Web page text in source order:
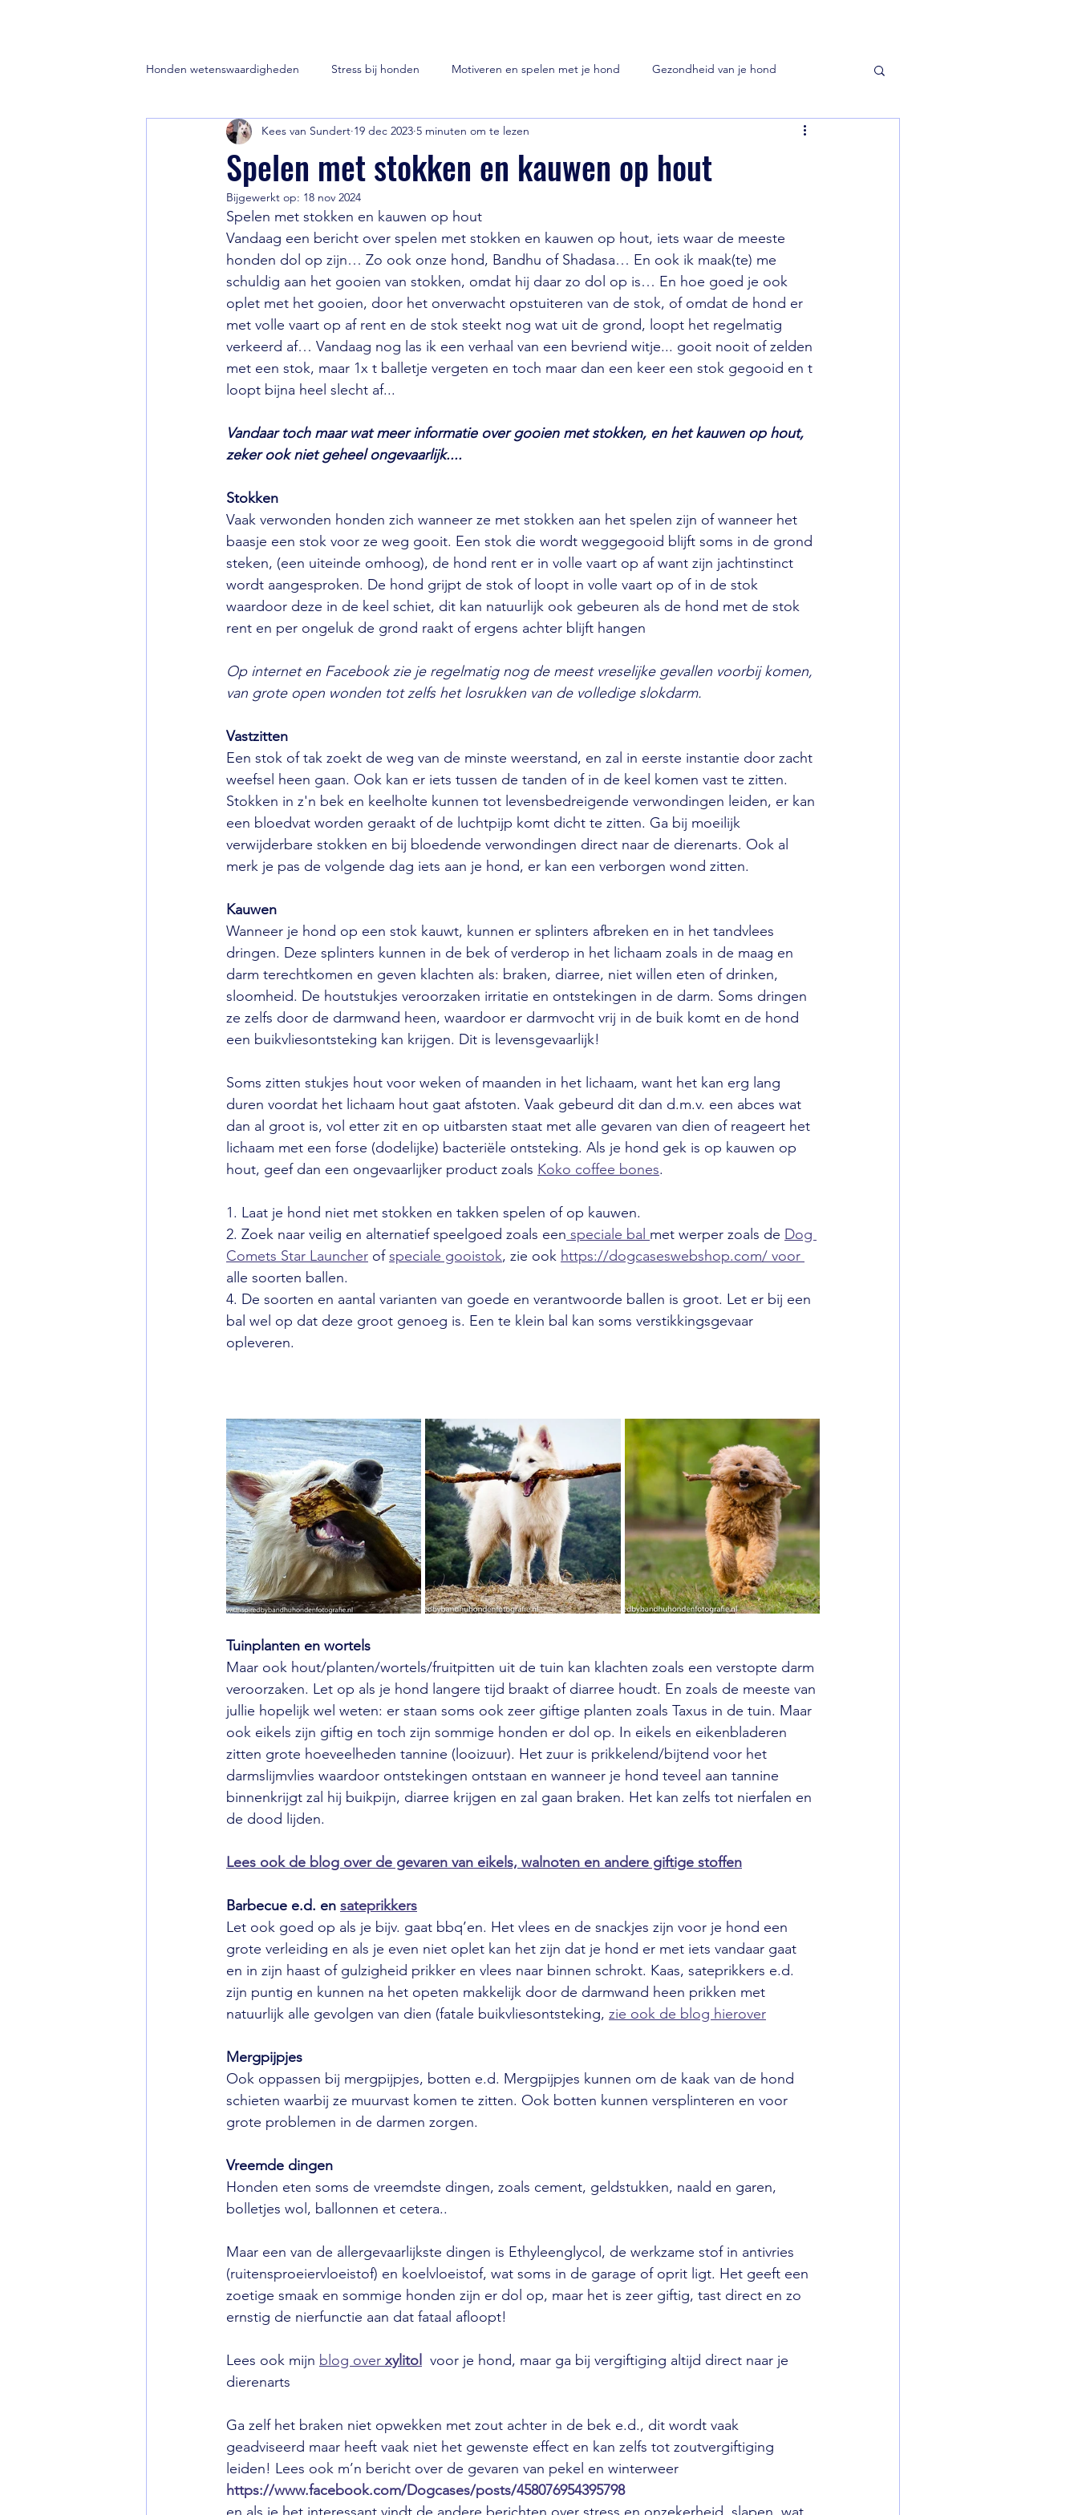
Honden wetenswaardigheden Stress bij honden Motiveren en spelen met je hond Gezondheid van je hond
Zwitserse witte herder Puppy's Hondenwetenswaardigheden
Training en opvoeding van je hond
Spelen met stokken en kauwen op hout
Kees van Sundert 19 dec 2023 5 minuten om te lezen
Bijgewerkt op: 18 nov 2024
Spelen met stokken en kauwen op hout
Vandaag een bericht over spelen met stokken en kauwen op hout, iets waar de meeste
honden dol op zijn… Zo ook onze hond, Bandhu of Shadasa… En ook ik maak(te) me
schuldig aan het gooien van stokken, omdat hij daar zo dol op is… En hoe goed je ook
oplet met het gooien, door het onverwacht opstuiteren van de stok, of omdat de hond er
met volle vaart op af rent en de stok steekt nog wat uit de grond, loopt het regelmatig
verkeerd af… Vandaag nog las ik een verhaal van een bevriend witje... gooit nooit of zelden
met een stok, maar 1x t balletje vergeten en toch maar dan een keer een stok gegooid en t
loopt bijna heel slecht af...
Vandaar toch maar wat meer informatie over gooien met stokken, en het kauwen op hout,
zeker ook niet geheel ongevaarlijk....
Stokken
Vaak verwonden honden zich wanneer ze met stokken aan het spelen zijn of wanneer het
baasje een stok voor ze weg gooit. Een stok die wordt weggegooid blijft soms in de grond
steken, (een uiteinde omhoog), de hond rent er in volle vaart op af want zijn jachtinstinct
wordt aangesproken. De hond grijpt de stok of loopt in volle vaart op of in de stok
waardoor deze in de keel schiet, dit kan natuurlijk ook gebeuren als de hond met de stok
rent en per ongeluk de grond raakt of ergens achter blijft hangen
Op internet en Facebook zie je regelmatig nog de meest vreselijke gevallen voorbij komen,
van grote open wonden tot zelfs het losrukken van de volledige slokdarm.
Vastzitten
Een stok of tak zoekt de weg van de minste weerstand, en zal in eerste instantie door zacht
weefsel heen gaan. Ook kan er iets tussen de tanden of in de keel komen vast te zitten.
Stokken in z'n bek en keelholte kunnen tot levensbedreigende verwondingen leiden, er kan
een bloedvat worden geraakt of de luchtpijp komt dicht te zitten. Ga bij moeilijk
verwijderbare stokken en bij bloedende verwondingen direct naar de dierenarts. Ook al
merk je pas de volgende dag iets aan je hond, er kan een verborgen wond zitten.
Kauwen
Wanneer je hond op een stok kauwt, kunnen er splinters afbreken en in het tandvlees
dringen. Deze splinters kunnen in de bek of verderop in het lichaam zoals in de maag en
darm terechtkomen en geven klachten als: braken, diarree, niet willen eten of drinken,
sloomheid. De houtstukjes veroorzaken irritatie en ontstekingen in de darm. Soms dringen
ze zelfs door de darmwand heen, waardoor er darmvocht vrij in de buik komt en de hond
een buikvliesontsteking kan krijgen. Dit is levensgevaarlijk!
Soms zitten stukjes hout voor weken of maanden in het lichaam, want het kan erg lang
duren voordat het lichaam hout gaat afstoten. Vaak gebeurd dit dan d.m.v. een abces wat
dan al groot is, vol etter zit en op uitbarsten staat met alle gevaren van dien of reageert het
lichaam met een forse (dodelijke) bacteriële ontsteking. Als je hond gek is op kauwen op
hout, geef dan een ongevaarlijker product zoals Koko coffee bones.
1. Laat je hond niet met stokken en takken spelen of op kauwen.
2. Zoek naar veilig en alternatief speelgoed zoals een speciale bal met werper zoals de Dog
Comets Star Launcher of speciale gooistok, zie ook https://dogcaseswebshop.com/ voor
alle soorten ballen.
4. De soorten en aantal varianten van goede en verantwoorde ballen is groot. Let er bij een
bal wel op dat deze groot genoeg is. Een te klein bal kan soms verstikkingsgevaar
opleveren.
Tuinplanten en wortels
Maar ook hout/planten/wortels/fruitpitten uit de tuin kan klachten zoals een verstopte darm
veroorzaken. Let op als je hond langere tijd braakt of diarree houdt. En zoals de meeste van
jullie hopelijk wel weten: er staan soms ook zeer giftige planten zoals Taxus in de tuin. Maar
ook eikels zijn giftig en toch zijn sommige honden er dol op. In eikels en eikenbladeren
zitten grote hoeveelheden tannine (looizuur). Het zuur is prikkelend/bijtend voor het
darmslijmvlies waardoor ontstekingen ontstaan en wanneer je hond teveel aan tannine
binnenkrijgt zal hij buikpijn, diarree krijgen en zal gaan braken. Het kan zelfs tot nierfalen en
de dood lijden.
Lees ook de blog over de gevaren van eikels, walnoten en andere giftige stoffen
Barbecue e.d. en sateprikkers
Let ook goed op als je bijv. gaat bbq’en. Het vlees en de snackjes zijn voor je hond een
grote verleiding en als je even niet oplet kan het zijn dat je hond er met iets vandaar gaat
en in zijn haast of gulzigheid prikker en vlees naar binnen schrokt. Kaas, sateprikkers e.d.
zijn puntig en kunnen na het opeten makkelijk door de darmwand heen prikken met
natuurlijk alle gevolgen van dien (fatale buikvliesontsteking, zie ook de blog hierover
Mergpijpjes
Ook oppassen bij mergpijpjes, botten e.d. Mergpijpjes kunnen om de kaak van de hond
schieten waarbij ze muurvast komen te zitten. Ook botten kunnen versplinteren en voor
grote problemen in de darmen zorgen.
Vreemde dingen
Honden eten soms de vreemdste dingen, zoals cement, geldstukken, naald en garen,
bolletjes wol, ballonnen et cetera..
Maar een van de allergevaarlijkste dingen is Ethyleenglycol, de werkzame stof in antivries
(ruitensproeiervloeistof) en koelvloeistof, wat soms in de garage of oprit ligt. Het geeft een
zoetige smaak en sommige honden zijn er dol op, maar het is zeer giftig, tast direct en zo
ernstig de nierfunctie aan dat fataal afloopt!
Lees ook mijn blog over xylitol
  voor je hond, maar ga bij vergiftiging altijd direct naar je
dierenarts
Ga zelf het braken niet opwekken met zout achter in de bek e.d., dit wordt vaak
geadviseerd maar heeft vaak niet het gewenste effect en kan zelfs tot zoutvergiftiging
leiden! Lees ook m’n bericht over de gevaren van pekel en winterweer
https://www.facebook.com/Dogcases/posts/458076954395798
en als je het interessant vindt de andere berichten over stress en onzekerheid, slapen, wat